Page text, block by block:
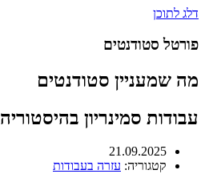
דלג לתוכן
פורטל סטודנטים
מה שמעניין סטודנטים
עבודות סמינריון בהיסטוריה
21.09.2025
קטגוריה: עזרה בעבודות